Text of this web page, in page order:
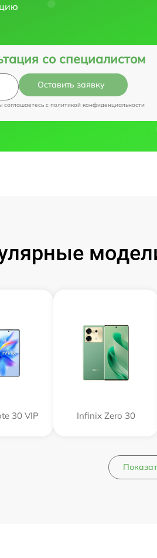
со специалистом
Оставить заявку
соглашаетесь c политикой конфиденциальности
30 VIP Infinix Zero 30